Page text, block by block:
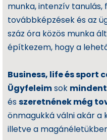
munka, intenzív
továbbképzések és az
száz óra közös munka
építkezem, hogy a
Business, life és sport
Ügyfeleimsok
ésszeretnének még
önmagukká válni akár a
illetve a